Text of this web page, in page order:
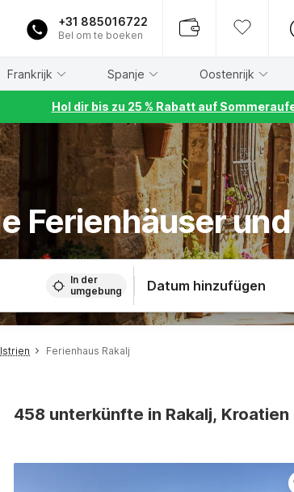
+31 885016722
Bel om te boeken
Frankrijk Spanje Oostenrijk
Hol dir bis zu 25 % Rabatt auf
Ferienhäuser
In der
umgebung
Datum hinzufügen
Ferienhaus Rakalj
458 unterkünfte in Rakalj, Kroatien